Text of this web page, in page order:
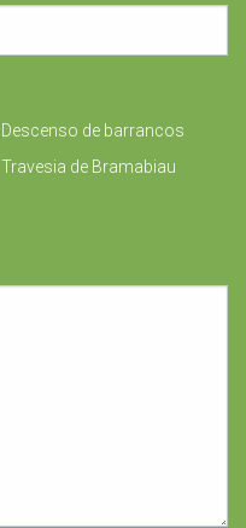
Descenso de barrancos
Travesia de Bramabiau